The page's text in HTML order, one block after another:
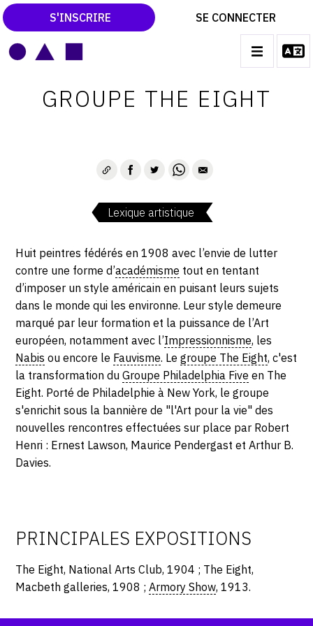
S'INSCRIRE SE CONNECTER
navigation
CATALOGUES RAISONNÉS
LES VERNISSAGES
ACTUALITÉS DU MONDE DE L'ART
LEXIQUE ARTISTIQUE
SERVICES
CRÉER SON CATALOGUE RAISONNÉ
ABONNEMENTS DÉDIÉS AUX GALERISTES
CRÉER SON SITE ARTISTE
CRÉER SON CATALOGUE D'EXPO
L'ÉQUIPE OAM
À PROPOS D'OAM
GROUPE THE EIGHT
Lexique artistique
Huit peintres fédérés en 1908 avec l’envie de lutter
contre une forme d’académisme tout en tentant
d’imposer un style américain en puisant leurs sujets
dans le monde qui les environne. Leur style demeure
marqué par leur formation et la puissance de l’Art
européen, notamment avec l’Impressionnisme, les
Nabis ou encore le Fauvisme. Legroupe The Eight, c'est
la transformation duGroupe Philadelphia Five en The
Eight. Porté de Philadelphie à New York, le groupe
s'enrichit sous la bannière de "l'Art pour la vie" des
nouvelles rencontres effectuées sur place par Robert
Henri : Ernest Lawson, Maurice Pendergast et Arthur B.
Davies.
PRINCIPALES EXPOSITIONS
The Eight, National Arts Club, 1904 ; The Eight,
Macbeth galleries, 1908 ;Armory Show, 1913.